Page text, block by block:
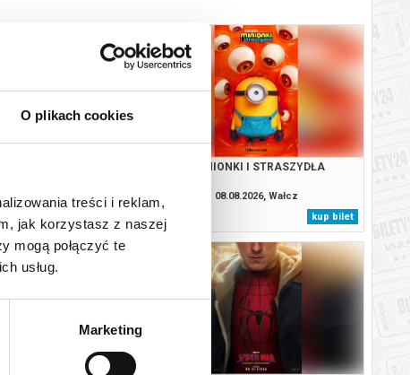
O plikach cookies
treści i reklam,
jak korzystasz z naszej
mogą połączyć te
usług.
Marketing
Wałcz
MINIONKI I STRASZYDŁA
08.08.2026, Wałcz
kup bilet